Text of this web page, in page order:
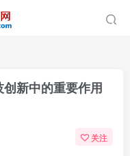
新中的重要作用
关注